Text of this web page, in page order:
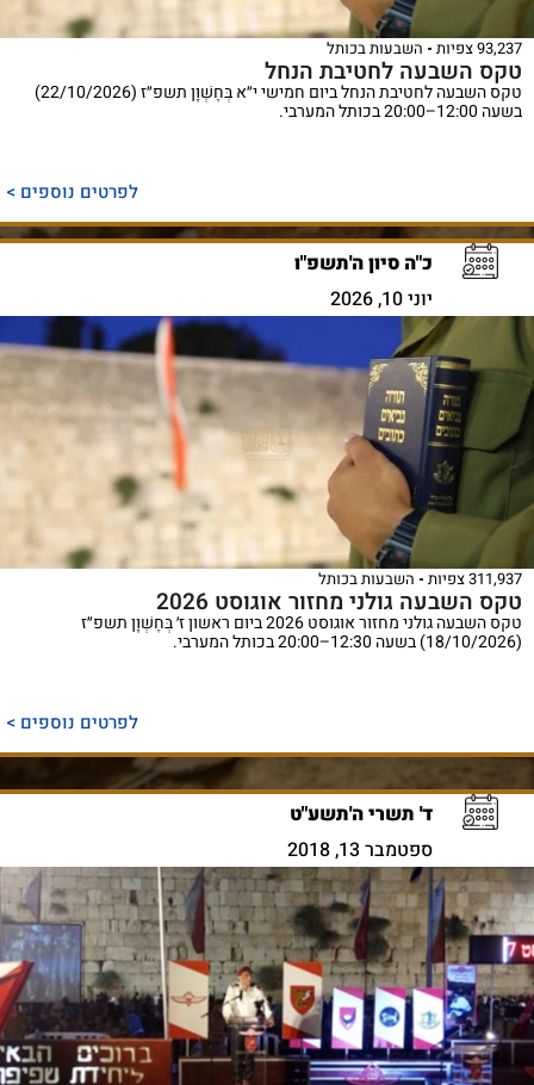
93,237 צפיות השבעות בכותל
טקס השבעה לחטיבת הנחל
טקס השבעה לחטיבת הנחל ביום חמישי י״א בְּחֶשְׁוָן תשפ״ז (22/10/2026)
בשעה 12:00–20:00 בכותל המערבי.
לפרטים נוספים >
כ"ה סיון ה'תשפ"ו
יוני 10, 2026
311,937 צפיות השבעות בכותל
טקס השבעה גולני מחזור אוגוסט 2026
טקס השבעה גולני מחזור אוגוסט 2026 ביום ראשון ז׳ בְּחֶשְׁוָן תשפ״ז
(18/10/2026) בשעה 12:30–20:00 בכותל המערבי.
לפרטים נוספים >
ד' תשרי ה'תשע"ט
ספטמבר 13, 2018